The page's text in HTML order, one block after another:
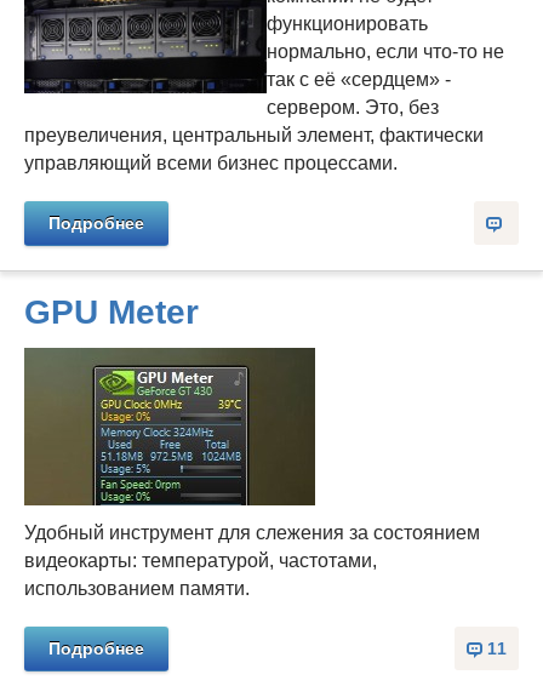
функционировать
нормально, если что-то не
так с её «сердцем» -
сервером. Это, без
преувеличения, центральный элемент, фактически
управляющий всеми бизнес процессами.
Подробнее
GPU Meter
Удобный инструмент для слежения за состоянием
видеокарты: температурой, частотами,
использованием памяти.
11
Подробнее